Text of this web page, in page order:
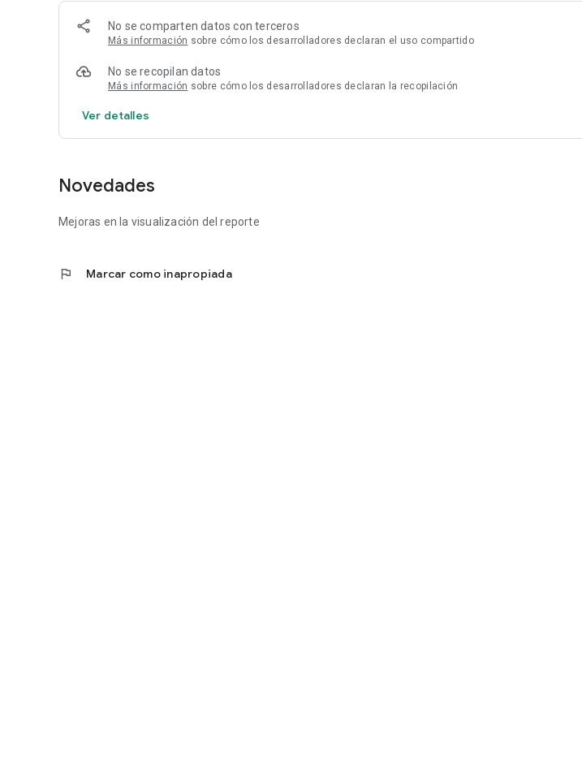
CONFIGURA TU PERFIL
Personaliza tu información y decide cómo presentarte.
No se comparten datos con terceros
Más información sobre cómo los desarrolladores declaran el uso compartido
No se recopilan datos
Más información sobre cómo los desarrolladores declaran la recopilación
Ver detalles
Novedades
Mejoras en la visualización del reporte
flag Marcar como inapropiada